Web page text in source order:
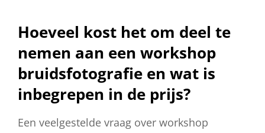
Hoeveel kost het om deel te
nemen aan een workshop
bruidsfotografie en wat is
inbegrepen in de prijs?
Een veelgestelde vraag over workshop